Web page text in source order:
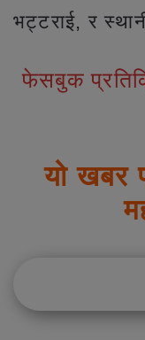
भट्टराई, र
फेसबुक
यो खबर